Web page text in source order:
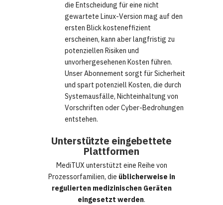
die Entscheidung für eine nicht
gewartete Linux-Version mag auf den
ersten Blick kosteneffizient
erscheinen, kann aber langfristig zu
potenziellen Risiken und
unvorhergesehenen Kosten führen.
Unser Abonnement sorgt für Sicherheit
und spart potenziell Kosten, die durch
Systemausfälle, Nichteinhaltung von
Vorschriften oder Cyber-Bedrohungen
entstehen.
Unterstützte eingebettete
Plattformen
MediTUX unterstützt eine Reihe von
Prozessorfamilien, die üblicherweise in
regulierten medizinischen Geräten
eingesetzt werden.